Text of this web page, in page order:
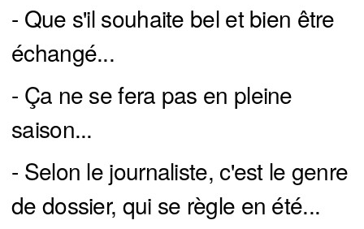
- Que s'il souhaite bel et bien être
échangé...
- Ça ne se fera pas en pleine
saison...
- Selon le journaliste, c'est le genre
de dossier, qui se règle en été...